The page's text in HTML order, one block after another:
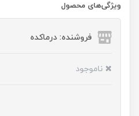
ویژگی‌های محصول
فروشنده: درماکده
ناموجود